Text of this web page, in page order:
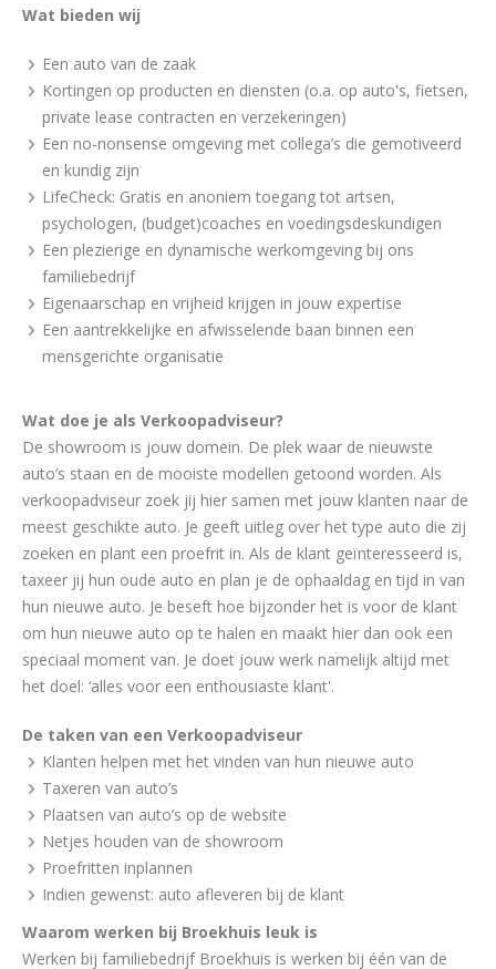
Wat bieden wij
Een auto van de zaak
Kortingen op producten en diensten (o.a. op auto's, fietsen,
private lease contracten en verzekeringen)
Een no-nonsense omgeving met collega’s die gemotiveerd
en kundig zijn
LifeCheck: Gratis en anoniem toegang tot artsen,
psychologen, (budget)coaches en voedingsdeskundigen
Een plezierige en dynamische werkomgeving bij ons
familiebedrijf
Eigenaarschap en vrijheid krijgen in jouw expertise
Een aantrekkelijke en afwisselende baan binnen een
mensgerichte organisatie
Wat doe je als Verkoopadviseur?
De showroom is jouw domein. De plek waar de nieuwste
auto’s staan en de mooiste modellen getoond worden. Als
verkoopadviseur zoek jij hier samen met jouw klanten naar de
meest geschikte auto. Je geeft uitleg over het type auto die zij
zoeken en plant een proefrit in. Als de klant geïnteresseerd is,
taxeer jij hun oude auto en plan je de ophaaldag en tijd in van
hun nieuwe auto. Je beseft hoe bijzonder het is voor de klant
om hun nieuwe auto op te halen en maakt hier dan ook een
speciaal moment van. Je doet jouw werk namelijk altijd met
het doel: ‘alles voor een enthousiaste klant'.
De taken van een Verkoopadviseur
Klanten helpen met het vinden van hun nieuwe auto
Taxeren van auto’s
Plaatsen van auto’s op de website
Netjes houden van de showroom
Proefritten inplannen
Indien gewenst: auto afleveren bij de klant
Waarom werken bij Broekhuis leuk is
Werken bij familiebedrijf Broekhuis is werken bij één van de